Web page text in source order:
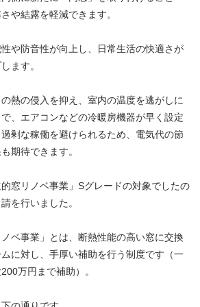
や結露を軽減できます。
や防音性が向上し、日常生活の快適さが
ます。
熱の侵入を抑え、室内の温度を逃がしに
、エアコンなどの冷暖房機器が早く設定
剰な稼働を避けられるため、電気代の節
期待できます。
窓リノベ事業」Sグレードの対象でしたの
を行いました。
ノベ事業」とは、断熱性能の高い窓に交換
に対し、手厚い補助を行う制度です（一
万円まで補助）。